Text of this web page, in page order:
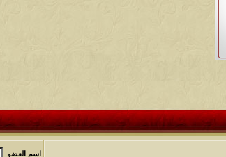
اسم العضو